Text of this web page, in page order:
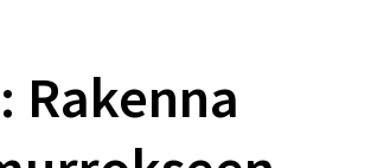
Rakenna